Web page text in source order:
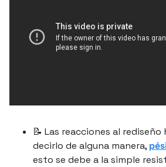
📝 Las reacciones al rediseño
decirlo de alguna manera,
esto se debe a la simple